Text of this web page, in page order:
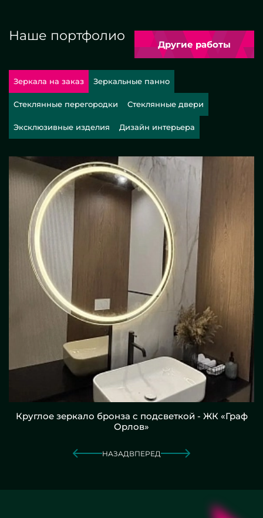
Наше портфолио
Другие работы
Зеркала на заказ Зеркальные панно
Стеклянные перегородки Стеклянные двери
Эксклюзивные изделия Дизайн интерьера
Круглое зеркало бронза с подсветкой - ЖК «Граф
Орлов»
НАЗАД ВПЕРЕД